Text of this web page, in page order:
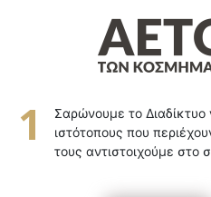
Σαρώνουμε το Διαδίκτυο
ιστότοπους που
τους αντιστοιχούμε στο